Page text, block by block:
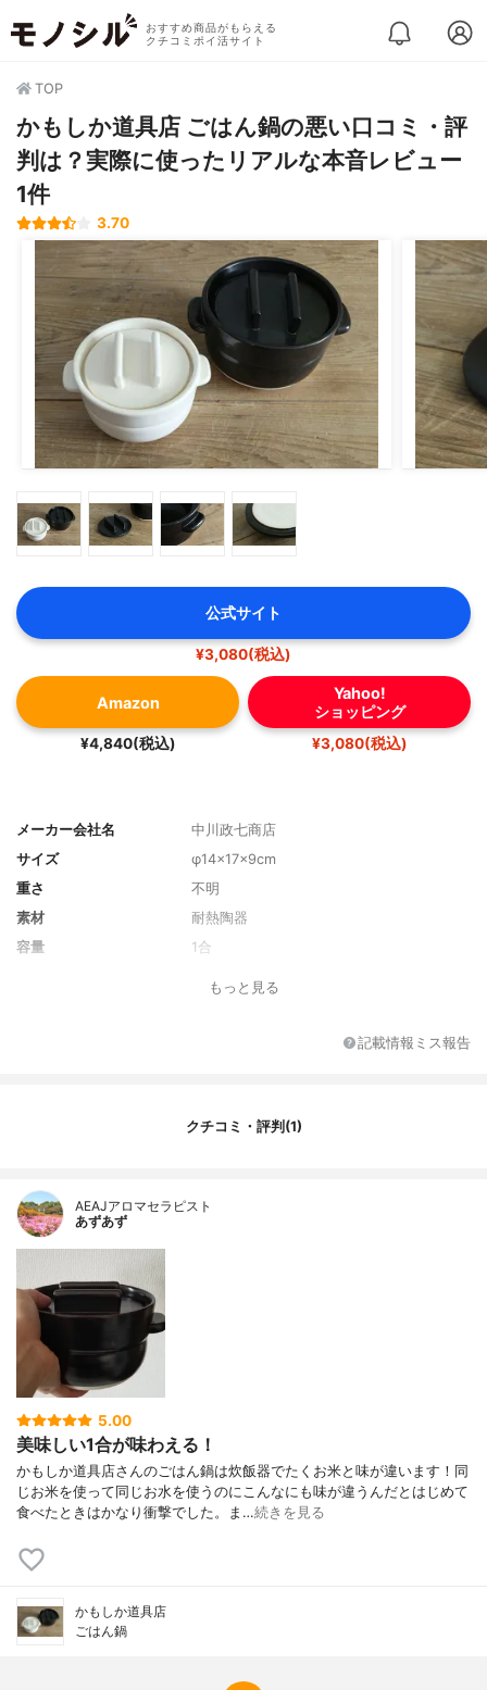
おすすめ商品がもらえる
クチコミポイ活サイト
TOP
かもしか道具店 ごはん鍋の悪い口コミ・評
判は？実際に使ったリアルな本音レビュー
1件
3.70
公式サイト
¥3,080(税込)
Amazon
¥4,840(税込)
Yahoo!
ショッピング
¥3,080(税込)
メーカー会社名
中川政七商店
サイズ
φ14×17×9cm
重さ
不明
素材
耐熱陶器
容量
1合
もっと見る
記載情報ミス報告
クチコミ・評判(1)
AEAJアロマセラピスト
あずあず
5.00
美味しい1合が味わえる！
かもしか道具店さんのごはん鍋は炊飯器でたくお米と味が違います！同
じお米を使って同じお水を使うのにこんなにも味が違うんだとはじめて
食べたときはかなり衝撃でした。ま…続きを見る
かもしか道具店
ごはん鍋